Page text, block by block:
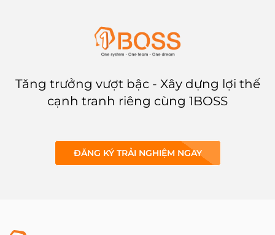
Tăng trưởng vượt bậc - Xây dựng lợi thế
cạnh tranh riêng cùng 1BOSS
ĐĂNG KÝ TRẢI NGHIỆM NGAY